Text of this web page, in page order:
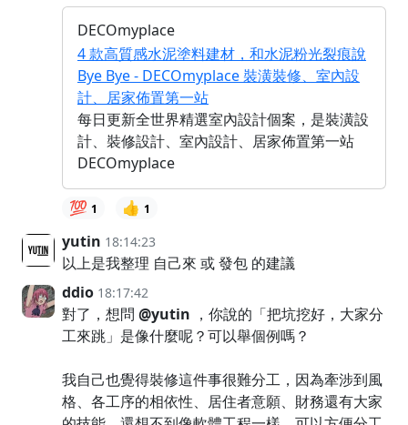
DECOmyplace
4 款高質感水泥塗料建材，和水泥粉光裂痕說
Bye Bye - DECOmyplace 裝潢裝修、室內設
計、居家佈置第一站
每日更新全世界精選室內設計個案，是裝潢設
計、裝修設計、室內設計、居家佈置第一站
DECOmyplace
💯 1 👍 1
yutin 18:14:23
以上是我整理 自己來 或 發包 的建議
ddio 18:17:42
對了，想問 @yutin ，你說的「把坑挖好，大家分
工來跳」是像什麼呢？可以舉個例嗎？
我自己也覺得裝修這件事很難分工，因為牽涉到風
格、各工序的相依性、居住者意願、財務還有大家